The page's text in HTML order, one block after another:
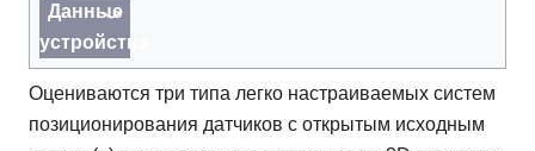
Данные
устройства
Оцениваются три типа легко настраиваемых систем
позиционирования датчиков с открытым исходным